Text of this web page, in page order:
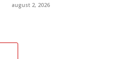
august 2, 2026